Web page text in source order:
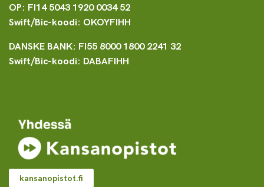
OP: FI14 5043 1920 0034 52
Swift/Bic-koodi: OKOYFIHH
DANSKE BANK: FI55 8000 1800 2241 32
Swift/Bic-koodi: DABAFIHH
kansanopistot.fi